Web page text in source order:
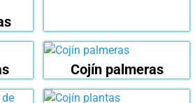
Cojín palmeras